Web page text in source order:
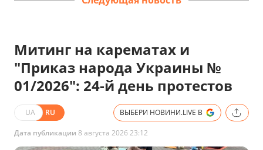
Митинг на карематах и
"Приказ народа Украины №
01/2026": 24-й день протестов
UA RU ВЫБЕРИ НОВИНИ.LIVE В
Дата публикации 8 августа 2026 23:12